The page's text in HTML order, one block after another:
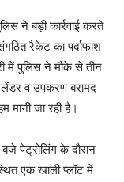
ने बड़ी कार्रवाई करते
रैकेट का पर्दाफाश
में पुलिस ने मौके से तीन
व उपकरण बरामद
मानी जा रही है।
पेट्रोलिंग के दौरान
एक खाली प्लॉट में